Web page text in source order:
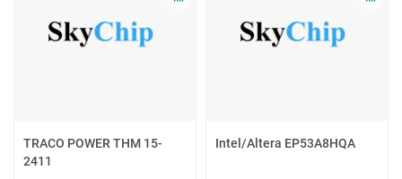
TRACO POWER THM 15-
2411
Intel/Altera EP53A8HQA